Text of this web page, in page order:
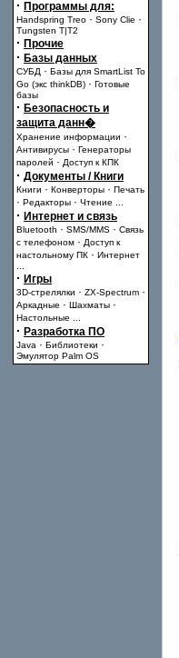
· Программы для:
Handspring Treo · Sony Clie ·
Tungsten T|T2
· Прочие
· Базы данных
СУБД · Базы для SmartList To
Go (экс thinkDB) · Готовые
базы
· Безопасность и
защита данн�
Хранение информации ·
Антивирусы · Генераторы
паролей · Доступ к КПК
· Документы / Книги
Книги · Конверторы · Печать
· Редакторы · Чтение
· Интернет и связь
Bluetooth · SMS/MMS · Связь
с телефоном · Доступ к
настольному ПК · Интернет
· Игры
3D-стрелялки · ZX-Spectrum ·
Аркадные · Шахматы ·
Настольные
· Разработка ПО
Java · Библиотеки ·
Эмулятор Palm OS